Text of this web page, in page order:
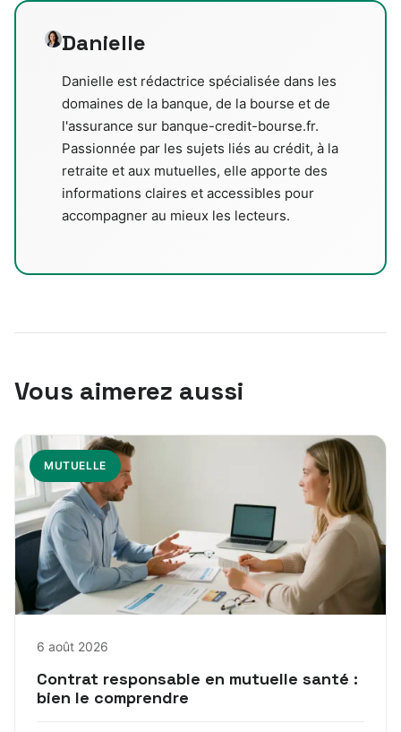
Danielle
Danielle est rédactrice spécialisée dans les
domaines de la banque, de la bourse et de
l'assurance sur banque-credit-bourse.fr.
Passionnée par les sujets liés au crédit, à la
retraite et aux mutuelles, elle apporte des
informations claires et accessibles pour
accompagner au mieux les lecteurs.
Vous aimerez aussi
MUTUELLE
6 août 2026
Contrat responsable en mutuelle santé :
bien le comprendre